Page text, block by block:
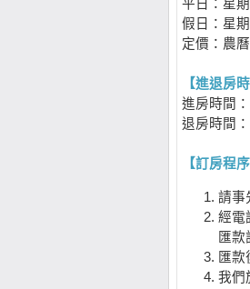
平日：星
假日：星
定價：農
【進退房時
進房時間
退房時間
【訂房程序
請事
經電
匯款
匯款
我們